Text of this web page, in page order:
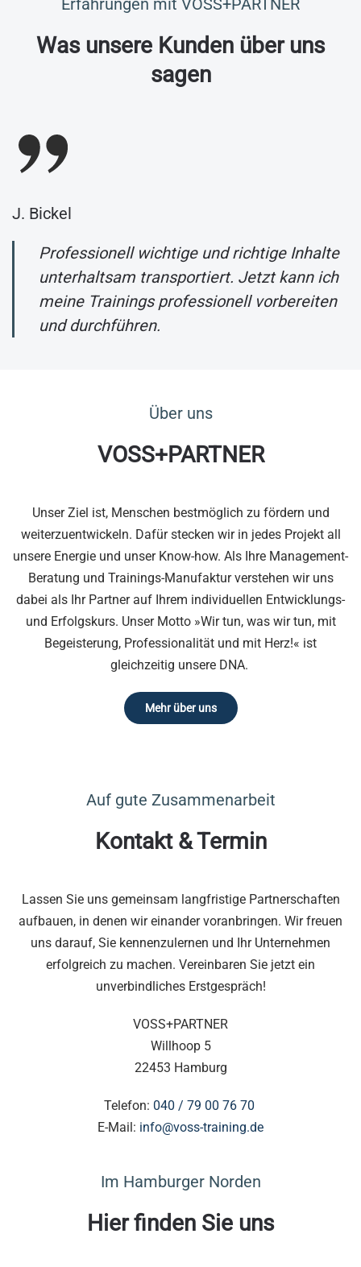
Erfahrungen mit VOSS+PARTNER
Was unsere Kunden über uns
sagen
J. Bickel
Professionell wichtige und richtige Inhalte
unterhaltsam transportiert. Jetzt kann ich
meine Trainings professionell vorbereiten
und durchführen.
Über uns
VOSS+PARTNER
Unser Ziel ist, Menschen bestmöglich zu fördern und
weiterzuentwickeln. Dafür stecken wir in jedes Projekt all
unsere Energie und unser Know-how. Als Ihre Management-
Beratung und Trainings-Manufaktur verstehen wir uns
dabei als Ihr Partner auf Ihrem individuellen Entwicklungs-
und Erfolgskurs. Unser Motto »Wir tun, was wir tun, mit
Begeisterung, Professionalität und mit Herz!« ist
gleichzeitig unsere DNA.
Mehr über uns
Auf gute Zusammenarbeit
Kontakt & Termin
Lassen Sie uns gemeinsam langfristige Partnerschaften
aufbauen, in denen wir einander voranbringen. Wir freuen
uns darauf, Sie kennenzulernen und Ihr Unternehmen
erfolgreich zu machen. Vereinbaren Sie jetzt ein
unverbindliches Erstgespräch!
VOSS+PARTNER
Willhoop 5
22453 Hamburg
Telefon: 040 / 79 00 76 70
E-Mail: info@voss-training.de
Im Hamburger Norden
Hier finden Sie uns